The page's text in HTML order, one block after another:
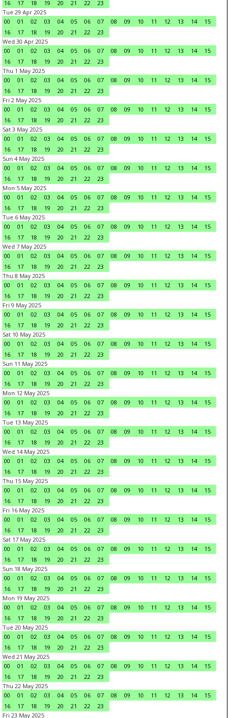
16 17 18 19 20 21 22
23
Tue 29 Apr 2025
00
01 02 03 04 05 06 07 08 09 10 11 12 13 14
15
16
17 18 19 20 21 22
23
Wed 30 Apr 2025
00
01 02 03 04 05 06 07 08 09 10 11 12 13 14
15
16
17 18 19 20 21 22
23
Thu 1 May 2025
00
01 02 03 04 05 06 07 08 09 10 11 12 13 14
15
16
17 18 19 20 21 22
23
Fri 2 May 2025
00
01 02 03 04 05 06 07 08 09 10 11 12 13 14
15
16
17 18 19 20 21 22
23
Sat 3 May 2025
00
01 02 03 04 05 06 07 08 09 10 11 12 13 14
15
16
17 18 19 20 21 22
23
Sun 4 May 2025
00
01 02 03 04 05 06 07 08 09 10 11 12 13 14
15
16
17 18 19 20 21 22
23
Mon 5 May 2025
00
01 02 03 04 05 06 07 08 09 10 11 12 13 14
15
16
17 18 19 20 21 22
23
Tue 6 May 2025
00
01 02 03 04 05 06 07 08 09 10 11 12 13 14
15
16
17 18 19 20 21 22
23
Wed 7 May 2025
00
01 02 03 04 05 06 07 08 09 10 11 12 13 14
15
16
17 18 19 20 21 22
23
Thu 8 May 2025
00
01 02 03 04 05 06 07 08 09 10 11 12 13 14
15
16
17 18 19 20 21 22
23
Fri 9 May 2025
00
01 02 03 04 05 06 07 08 09 10 11 12 13 14
15
16
17 18 19 20 21 22
23
Sat 10 May 2025
00
01 02 03 04 05 06 07 08 09 10 11 12 13 14
15
16
17 18 19 20 21 22
23
Sun 11 May 2025
00
01 02 03 04 05 06 07 08 09 10 11 12 13 14
15
16
17 18 19 20 21 22
23
Mon 12 May 2025
00
01 02 03 04 05 06 07 08 09 10 11 12 13 14
15
16
17 18 19 20 21 22
23
Tue 13 May 2025
00
01 02 03 04 05 06 07 08 09 10 11 12 13 14
15
16
17 18 19 20 21 22
23
Wed 14 May 2025
00
01 02 03 04 05 06 07 08 09 10 11 12 13 14
15
16
17 18 19 20 21 22
23
Thu 15 May 2025
00
01 02 03 04 05 06 07 08 09 10 11 12 13 14
15
16
17 18 19 20 21 22
23
Fri 16 May 2025
00
01 02 03 04 05 06 07 08 09 10 11 12 13 14
15
16
17 18 19 20 21 22
23
Sat 17 May 2025
00
01 02 03 04 05 06 07 08 09 10 11 12 13 14
15
16
17 18 19 20 21 22
23
Sun 18 May 2025
00
01 02 03 04 05 06 07 08 09 10 11 12 13 14
15
16
17 18 19 20 21 22
23
Mon 19 May 2025
00
01 02 03 04 05 06 07 08 09 10 11 12 13 14
15
16
17 18 19 20 21 22
23
Tue 20 May 2025
00
01 02 03 04 05 06 07 08 09 10 11 12 13 14
15
16
17 18 19 20 21 22
23
Wed 21 May 2025
00
01 02 03 04 05 06 07 08 09 10 11 12 13 14
15
16
17 18 19 20 21 22
23
Thu 22 May 2025
00
01 02 03 04 05 06 07 08 09 10 11 12 13 14
15
16
17 18 19 20 21 22
23
Fri 23 May 2025